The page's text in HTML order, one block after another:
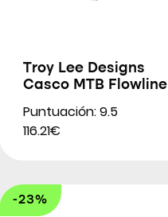
Troy Lee Designs
Casco MTB Flowline
Puntuación: 9.5
116.21€
-23%